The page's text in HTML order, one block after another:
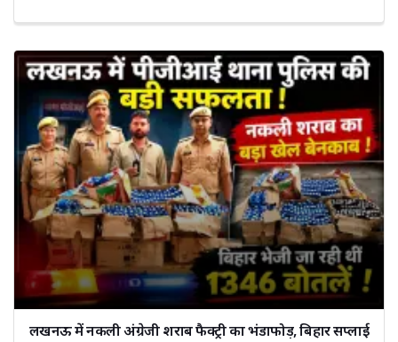
लखनऊ में नकली अंग्रेजी शराब फैक्ट्री का भंडाफोड़, बिहार सप्लाई